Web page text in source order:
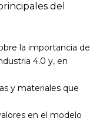
del
la importancia de
4.0 y, en
y materiales que
en el modelo